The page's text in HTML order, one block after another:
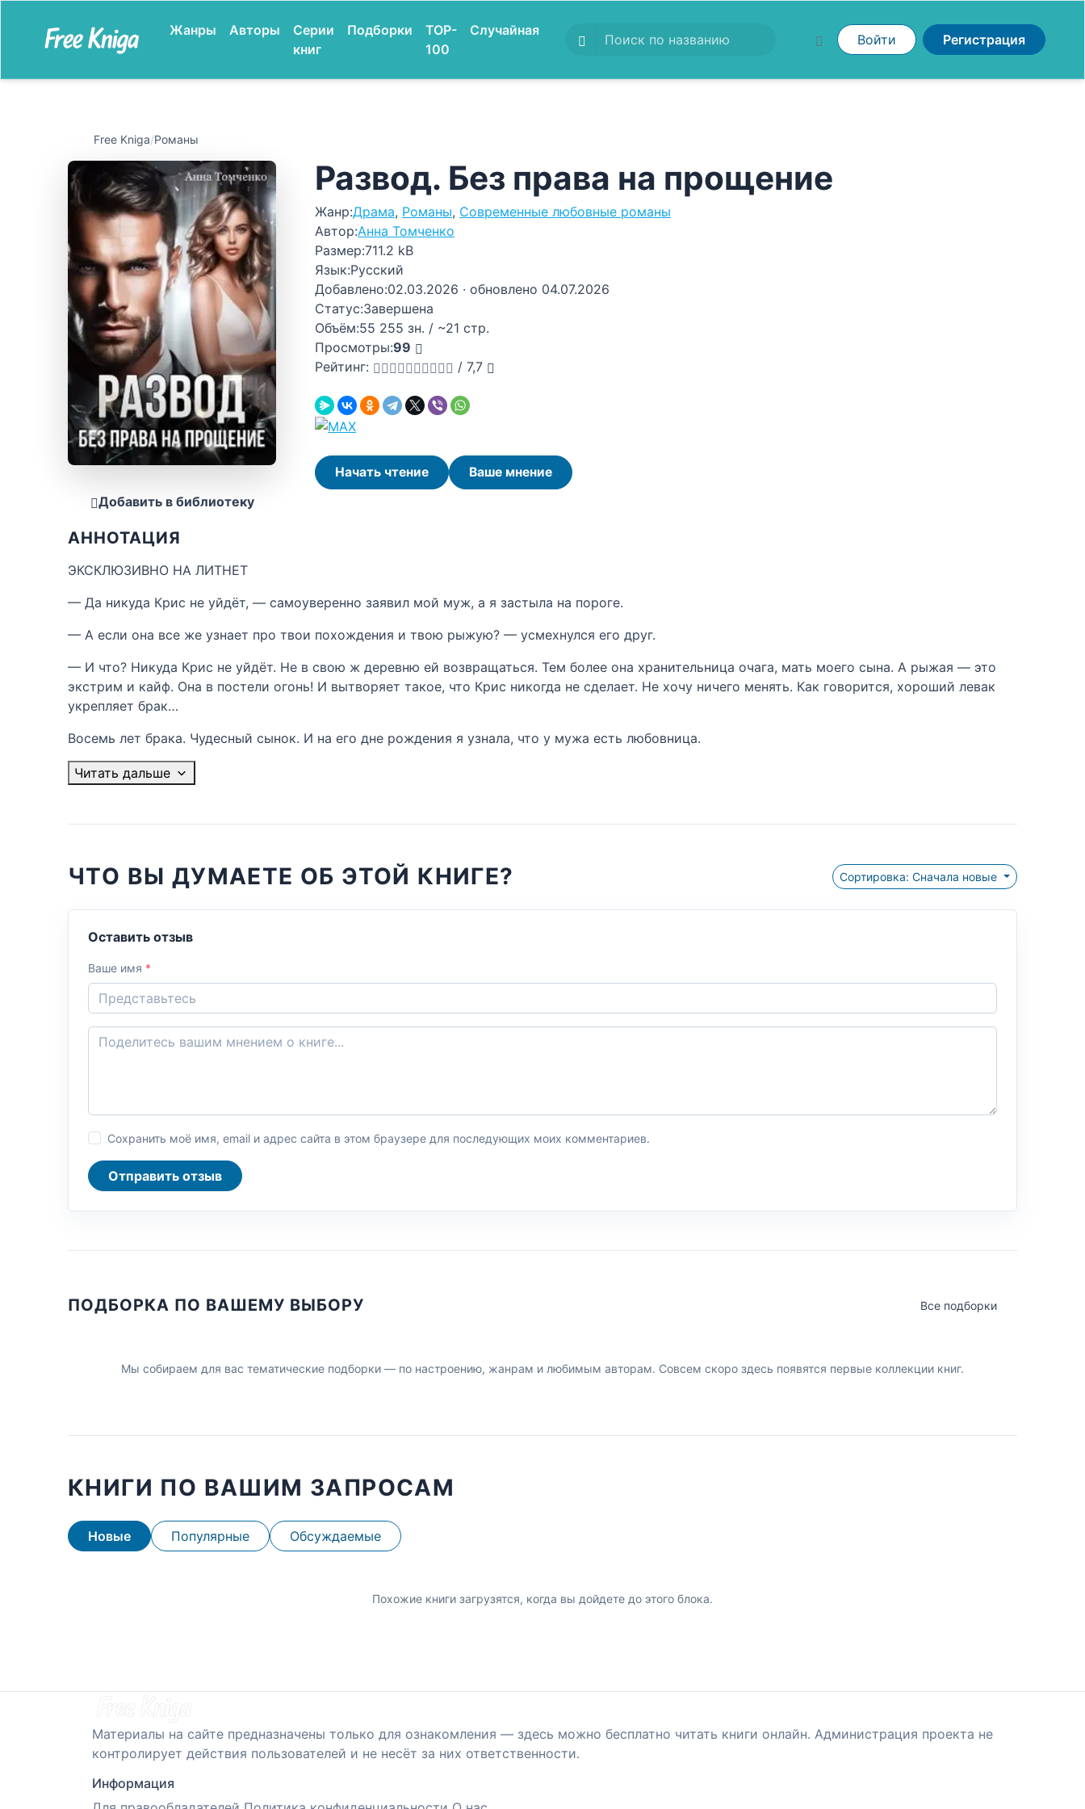
Жанры Авторы
Серии
книг
Подборки
TOP-
100
Случайная
Войти Регистрация
Free Kniga/Романы
Добавить в библиотеку
Развод. Без права на прощение
Жанр:Драма, Романы, Современные любовные романы
Автор:Анна Томченко
Размер:711.2 kB
Язык:Русский
Добавлено:02.03.2026 · обновлено 04.07.2026
Статус:Завершена
Объём:55 255 зн. / ~21 стр.
Просмотры:99
Рейтинг:
/ 7,7
Начать чтение Ваше мнение
АННОТАЦИЯ
ЭКСКЛЮЗИВНО НА ЛИТНЕТ
— Да никуда Крис не уйдёт, — самоуверенно заявил мой муж, а я застыла на пороге.
— А если она все же узнает про твои похождения и твою рыжую? — усмехнулся его друг.
— И что? Никуда Крис не уйдёт. Не в свою ж деревню ей возвращаться. Тем более она хранительница очага, мать моего сына. А рыжая — это
экстрим и кайф. Она в постели огонь! И вытворяет такое, что Крис никогда не сделает. Не хочу ничего менять. Как говорится, хороший левак
укрепляет брак…
Восемь лет брака. Чудесный сынок. И на его дне рождения я узнала, что у мужа есть любовница.
Читать дальше
ЧТО ВЫ ДУМАЕТЕ ОБ ЭТОЙ КНИГЕ? Сортировка: Сначала новые
Оставить отзыв
Ваше имя *
Сохранить моё имя, email и адрес сайта в этом браузере для последующих моих комментариев.
Отправить отзыв
ПОДБОРКА ПО ВАШЕМУ ВЫБОРУ Все подборки
Мы собираем для вас тематические подборки — по настроению, жанрам и любимым авторам. Совсем скоро здесь появятся первые коллекции книг.
КНИГИ ПО ВАШИМ ЗАПРОСАМ
Новые Популярные Обсуждаемые
Похожие книги загрузятся, когда вы дойдете до этого блока.
Материалы на сайте предназначены только для ознакомления — здесь можно бесплатно читать книги онлайн. Администрация проекта не
контролирует действия пользователей и не несёт за них ответственности.
Информация